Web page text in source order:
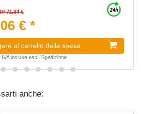
71,34 €
€ *
al carrello della spesa
IVA inclusaescl. Spedizione
anche: